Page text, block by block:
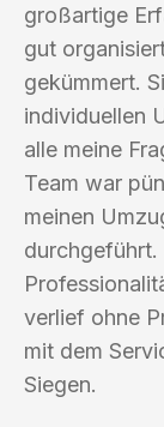
großartige
gut
gekümmert.
individuellen
alle meine
Team war
meinen
verlief ohne
mit dem
Siegen.